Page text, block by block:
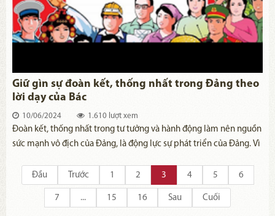
Giữ gìn sự đoàn kết, thống nhất trong Đảng theo
lời dạy của Bác
10/06/2024 1.610 lượt xem
​Đoàn kết, thống nhất trong tư tưởng và hành động làm nên nguồn
sức mạnh vô địch của Đảng, là động lực sự phát triển của Đảng. Vì
Việt Nam đã không ngừng thực hiện, giữ vững sự đoàn kết thống
nhất trong Đảng “như giữ gìn con ngươi của mắt mình” để lãnh
đạo nhân dân đấu tranh giành độc lập, tự do, xây dựng, bảo vệ và
Đầu Trước 1 2 3 4 5 6
7 ... 15 16 Sau Cuối